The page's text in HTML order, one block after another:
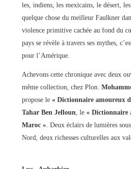
les, indiens, les mexicains, le désert,
quelque chose du meilleur Faulkner
violence primitive cachée au fond du
pays se révèle à travers ses mythes,
pour l’Amérique.
Achevons cette chronique avec deux
même collection, chez Plon.
propose le « Dictionnaire amoureux
Tahar Ben Jelloun , le « Dictionnaire
Maroc ». Deux éclairs de lumières
Nord, deux richesses culturelles aux